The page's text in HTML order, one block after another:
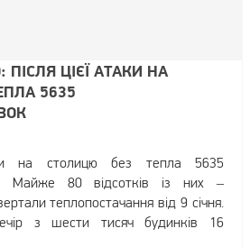
ПІСЛЯ ЦІЄЇ АТАКИ НА
5635
на столицю без тепла 5635
Майже 80 відсотків із них –
теплопостачання від 9 січня.
з шести тисяч будинків 16